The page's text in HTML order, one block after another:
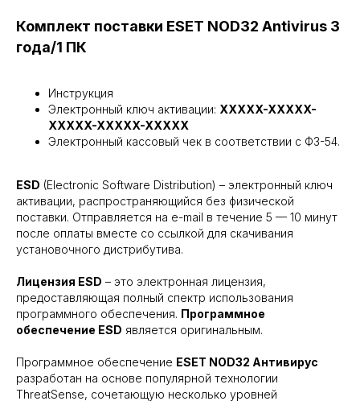
Комплект поставки ESET NOD32 Antivirus 3
года/1 ПК
Инструкция
Электронный ключ активации: XXXXX-XXXXX-
XXXXX-XXXXX-XXXXX
Электронный кассовый чек в соответствии с ФЗ-54.
ESD (Electronic Software Distribution) – электронный ключ
активации, распространяющийся без физической
поставки. Отправляется на e-mail в течение 5 — 10 минут
после оплаты вместе со ссылкой для скачивания
установочного дистрибутива.
Лицензия ESD – это электронная лицензия,
предоставляющая полный спектр использования
программного обеспечения. Программное
обеспечение ESD является оригинальным.
Программное обеспечение ESET NOD32 Антивирус
разработан на основе популярной технологии
ThreatSense, сочетающую несколько уровней